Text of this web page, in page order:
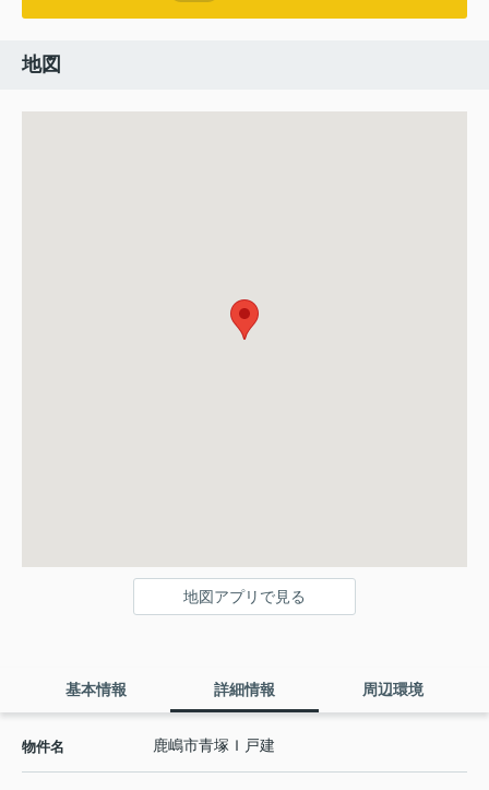
地図
地図アプリで見る
基本情報 詳細情報 周辺環境
物件名 鹿嶋市青塚Ｉ戸建